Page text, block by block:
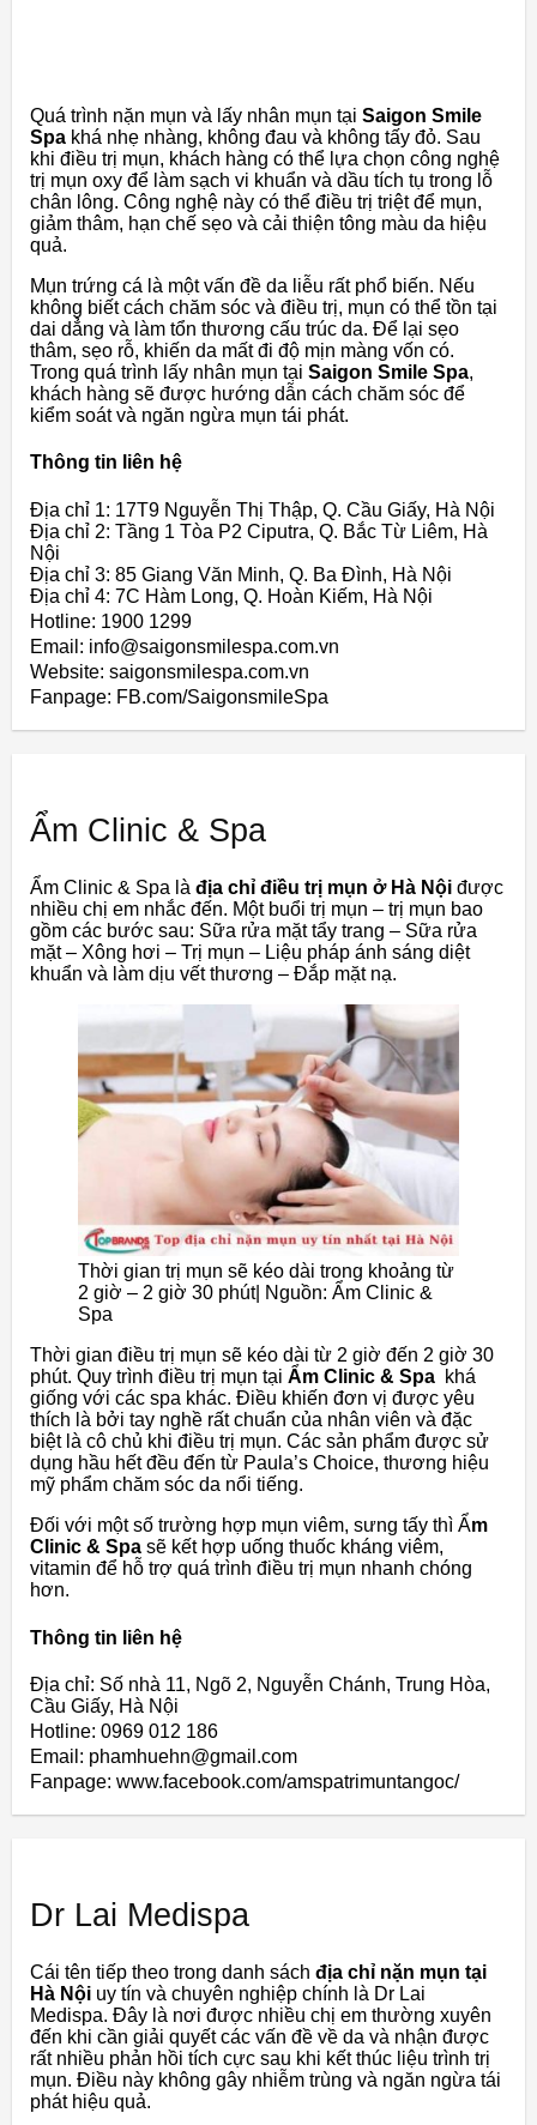
Quá trình nặn mụn và lấy nhân mụn tại Saigon Smile
Spa khá nhẹ nhàng, không đau và không tấy đỏ. Sau
khi điều trị mụn, khách hàng có thể lựa chọn công nghệ
trị mụn oxy để làm sạch vi khuẩn và dầu tích tụ trong lỗ
chân lông. Công nghệ này có thể điều trị triệt để mụn,
giảm thâm, hạn chế sẹo và cải thiện tông màu da hiệu
quả.
Mụn trứng cá là một vấn đề da liễu rất phổ biến. Nếu
không biết cách chăm sóc và điều trị, mụn có thể tồn tại
dai dẳng và làm tổn thương cấu trúc da. Để lại sẹo
thâm, sẹo rỗ, khiến da mất đi độ mịn màng vốn có.
Trong quá trình lấy nhân mụn tại Saigon Smile Spa,
khách hàng sẽ được hướng dẫn cách chăm sóc để
kiểm soát và ngăn ngừa mụn tái phát.
Thông tin liên hệ
Địa chỉ 1: 17T9 Nguyễn Thị Thập, Q. Cầu Giấy, Hà Nội
Địa chỉ 2: Tầng 1 Tòa P2 Ciputra, Q. Bắc Từ Liêm, Hà
Nội
Địa chỉ 3: 85 Giang Văn Minh, Q. Ba Đình, Hà Nội
Địa chỉ 4: 7C Hàm Long, Q. Hoàn Kiếm, Hà Nội
Hotline: 1900 1299
Email: info@saigonsmilespa.com.vn
Website: saigonsmilespa.com.vn
Fanpage: FB.com/SaigonsmileSpa
Ẩm Clinic & Spa
Ẩm Clinic & Spa là địa chỉ điều trị mụn ở Hà Nội được
nhiều chị em nhắc đến. Một buổi trị mụn – trị mụn bao
gồm các bước sau: Sữa rửa mặt tẩy trang – Sữa rửa
mặt – Xông hơi – Trị mụn – Liệu pháp ánh sáng diệt
khuẩn và làm dịu vết thương – Đắp mặt nạ.
Thời gian trị mụn sẽ kéo dài trong khoảng từ
2 giờ – 2 giờ 30 phút| Nguồn: Ẩm Clinic &
Spa
Thời gian điều trị mụn sẽ kéo dài từ 2 giờ đến 2 giờ 30
phút. Quy trình điều trị mụn tại Ẩm Clinic & Spa khá
giống với các spa khác. Điều khiến đơn vị được yêu
thích là bởi tay nghề rất chuẩn của nhân viên và đặc
biệt là cô chủ khi điều trị mụn. Các sản phẩm được sử
dụng hầu hết đều đến từ Paula’s Choice, thương hiệu
mỹ phẩm chăm sóc da nổi tiếng.
Đối với một số trường hợp mụn viêm, sưng tấy thì Ẩm
Clinic & Spa sẽ kết hợp uống thuốc kháng viêm,
vitamin để hỗ trợ quá trình điều trị mụn nhanh chóng
hơn.
Thông tin liên hệ
Địa chỉ: Số nhà 11, Ngõ 2, Nguyễn Chánh, Trung Hòa,
Cầu Giấy, Hà Nội
Hotline: 0969 012 186
Email: phamhuehn@gmail.com
Fanpage: www.facebook.com/amspatrimuntangoc/
Dr Lai Medispa
Cái tên tiếp theo trong danh sách địa chỉ nặn mụn tại
Hà Nội uy tín và chuyên nghiệp chính là Dr Lai
Medispa. Đây là nơi được nhiều chị em thường xuyên
đến khi cần giải quyết các vấn đề về da và nhận được
rất nhiều phản hồi tích cực sau khi kết thúc liệu trình trị
mụn. Điều này không gây nhiễm trùng và ngăn ngừa tái
phát hiệu quả.